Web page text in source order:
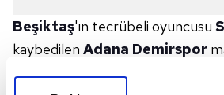
Beşiktaş'ın tecrübeli oyuncusu
kaybedilen Adana Demirspor
açıklamalarda bulundu.